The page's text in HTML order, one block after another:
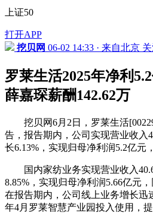
上证50
打开APP
挖贝网 06-02 14:33 · 来自北京
罗莱生活2025年净利
薛嘉琛薪酬142.62万
挖贝网6月2日，罗莱生活
告，报告期内，公司实现营业收入
长6.13%，实现归母净利润5.2亿元
国内家纺业务实现营业收入
8.85%，实现归母净利润5.66亿元，
在报告期内，公司线上业务增长迅
年4月罗莱智慧产业园投入使用，